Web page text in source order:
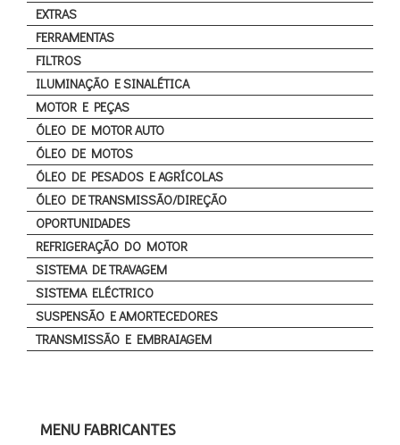
EXTRAS
FERRAMENTAS
FILTROS
ILUMINAÇÃO E SINALÉTICA
MOTOR E PEÇAS
ÓLEO DE MOTOR AUTO
ÓLEO DE MOTOS
ÓLEO DE PESADOS E AGRÍCOLAS
ÓLEO DE TRANSMISSÃO/DIREÇÃO
OPORTUNIDADES
REFRIGERAÇÃO DO MOTOR
SISTEMA DE TRAVAGEM
SISTEMA ELÉCTRICO
SUSPENSÃO E AMORTECEDORES
TRANSMISSÃO E EMBRAIAGEM
MENU FABRICANTES